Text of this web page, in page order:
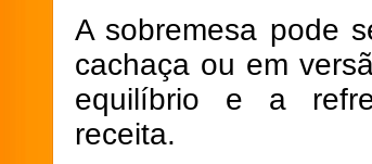
A sobremesa pode
cachaça ou em
equilíbrio e a
receita.